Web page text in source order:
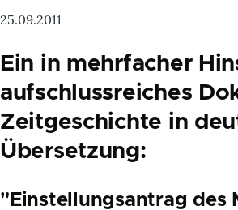
25.09.2011
Ein in mehrfacher
aufschlussreiches
Zeitgeschichte in
Übersetzung:
"Einstellungsantrag des